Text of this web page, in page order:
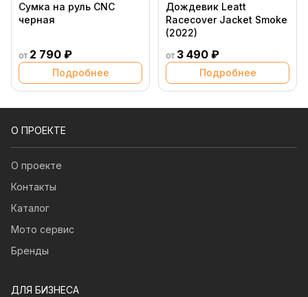
Сумка на руль CNC
черная
от 2 790 ₽
Подробнее
Дождевик Leatt
Racecover Jacket Smoke
(2022)
от 3 490 ₽
Подробнее
О ПРОЕКТЕ
О проекте
Контакты
Каталог
Мото сервис
Бренды
ДЛЯ БИЗНЕСА